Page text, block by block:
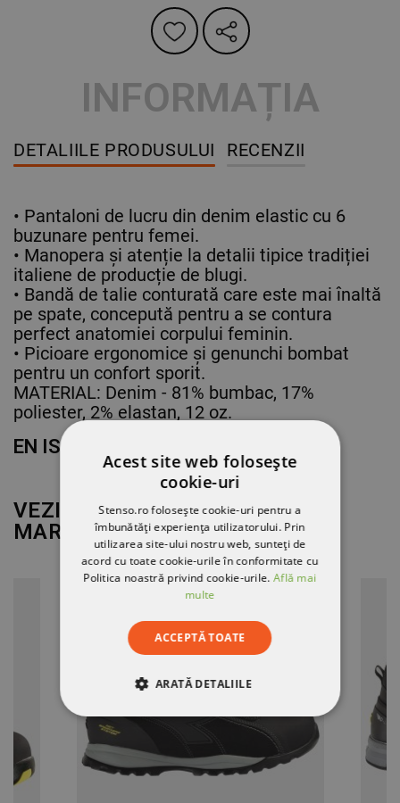
INFORMAȚIA
DETALIILE PRODUSULUI RECENZII
• Pantaloni de lucru din denim elastic cu 6
buzunare pentru femei.
• Manopera și atenție la detalii tipice tradiției
italiene de producție de blugi.
• Bandă de talie conturată care este mai înaltă
pe spate, concepută pentru a se contura
perfect anatomiei corpului feminin.
• Picioare ergonomice și genunchi bombat
pentru un confort sporit.
MATERIAL: Denim - 81% bumbac, 17%
poliester, 2% elastan, 12 oz.
EN ISO 13688
VEZI MAI MULT DE LA
MARCA
DIADORA
Acest site web folosește
cookie-uri
Stenso.ro folosește cookie-uri pentru a
îmbunătăți experiența utilizatorului. Prin
utilizarea site-ului nostru web, sunteți de
acord cu toate cookie-urile în conformitate cu
Politica noastră privind cookie-urile.Află mai
multe
ACCEPTĂ TOATE
ARATĂ DETALIILE
DE PERFORMANȚĂ